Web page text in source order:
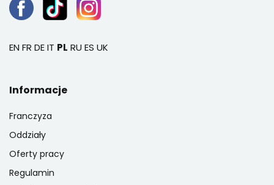
EN FR DEIT PL RU ES UK
Informacje
Franczyza
Oddziały
Oferty pracy
Regulamin